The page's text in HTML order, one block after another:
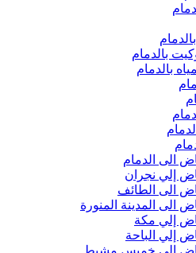
بالدمام
بالدمام
الى الدمام
إلي نجران
الى الطائف
الى المدينة المنورة
إلي مكة
إلي الباحة
الى خميس مشيط